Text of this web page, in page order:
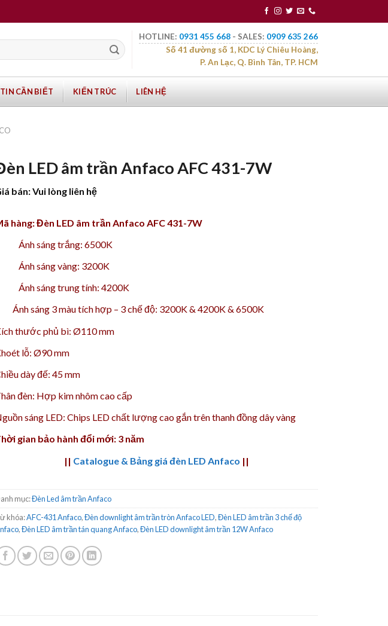
HOTLINE: 0931 455 668 - SALES: 0909 635 266
Số 41 đường số 1, KDC Lý Chiêu Hoàng,
P. An Lạc, Q. Bình Tân, TP. HCM
CẦN BIẾT KIẾN TRÚC LIÊN HỆ
LED âm trần Anfaco AFC 431-7W
bán: Vui lòng liên hệ
hàng: Đèn LED âm trần Anfaco AFC 431-7W
Ánh sáng trắng: 6500K
Ánh sáng vàng: 3200K
Ánh sáng trung tính: 4200K
Ánh sáng 3 màu tích hợp – 3 chế độ: 3200K & 4200K & 6500K
thước phủ bì: Ø110 mm
lỗ: Ø90 mm
dày đế: 45 mm
đèn: Hợp kim nhôm cao cấp
sáng LED: Chips LED chất lượng cao gắn trên thanh đồng dây vàng
gian bảo hành đổi mới: 3 năm
|| Catalogue & Bảng giá đèn LED Anfaco ||
mục:Đèn Led âm trần Anfaco
khóa:AFC-431 Anfaco,Đèn downlight âm trần tròn Anfaco LED,Đèn LED âm trần 3 chế độ
,Đèn LED âm trần tán quang Anfaco,Đèn LED downlight âm trần 12W Anfaco